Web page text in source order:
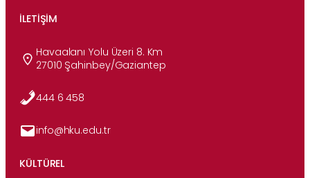
İLETIŞIM
Havaalanı Yolu Üzeri 8. Km
27010 Şahinbey/Gaziantep
444 6 458
info@hku.edu.tr
KÜLTÜREL